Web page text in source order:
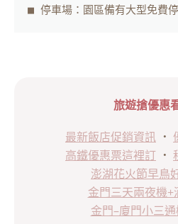
■ 停車場：園區備有大型免費
旅遊搶優惠
最新飯店促銷資訊 ．
高鐵優惠票這裡訂 ．
澎湖花火節早鳥
金門三天兩夜機+
金門–廈門小三